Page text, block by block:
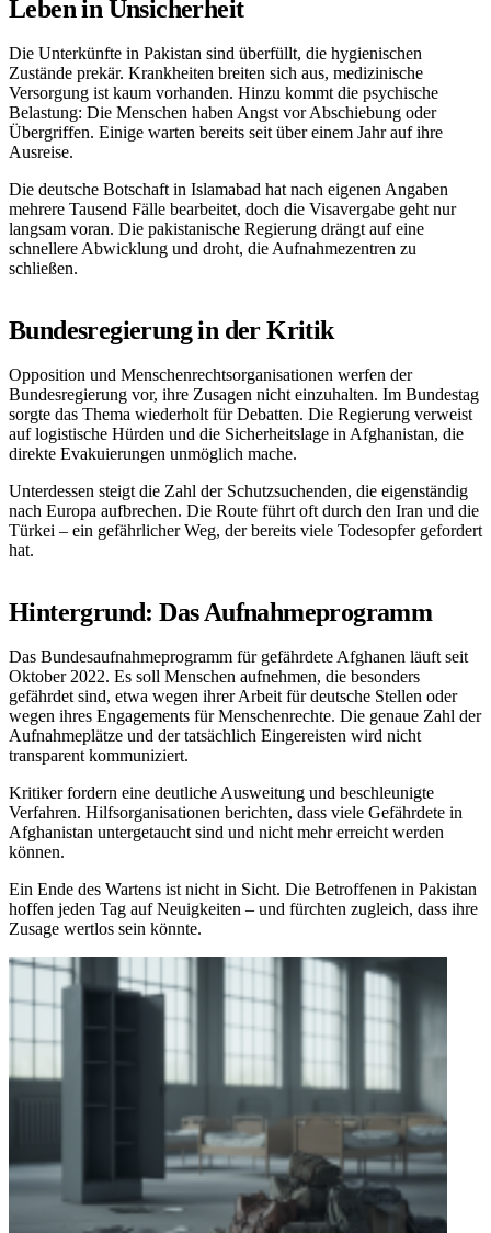
Leben in Unsicherheit
Die Unterkünfte in Pakistan sind überfüllt, die hygienischen
Zustände prekär. Krankheiten breiten sich aus, medizinische
Versorgung ist kaum vorhanden. Hinzu kommt die psychische
Belastung: Die Menschen haben Angst vor Abschiebung oder
Übergriffen. Einige warten bereits seit über einem Jahr auf ihre
Ausreise.
Die deutsche Botschaft in Islamabad hat nach eigenen Angaben
mehrere Tausend Fälle bearbeitet, doch die Visavergabe geht nur
langsam voran. Die pakistanische Regierung drängt auf eine
schnellere Abwicklung und droht, die Aufnahmezentren zu
schließen.
Bundesregierung in der Kritik
Opposition und Menschenrechtsorganisationen werfen der
Bundesregierung vor, ihre Zusagen nicht einzuhalten. Im Bundestag
sorgte das Thema wiederholt für Debatten. Die Regierung verweist
auf logistische Hürden und die Sicherheitslage in Afghanistan, die
direkte Evakuierungen unmöglich mache.
Unterdessen steigt die Zahl der Schutzsuchenden, die eigenständig
nach Europa aufbrechen. Die Route führt oft durch den Iran und die
Türkei – ein gefährlicher Weg, der bereits viele Todesopfer gefordert
hat.
Hintergrund: Das Aufnahmeprogramm
Das Bundesaufnahmeprogramm für gefährdete Afghanen läuft seit
Oktober 2022. Es soll Menschen aufnehmen, die besonders
gefährdet sind, etwa wegen ihrer Arbeit für deutsche Stellen oder
wegen ihres Engagements für Menschenrechte. Die genaue Zahl der
Aufnahmeplätze und der tatsächlich Eingereisten wird nicht
transparent kommuniziert.
Kritiker fordern eine deutliche Ausweitung und beschleunigte
Verfahren. Hilfsorganisationen berichten, dass viele Gefährdete in
Afghanistan untergetaucht sind und nicht mehr erreicht werden
können.
Ein Ende des Wartens ist nicht in Sicht. Die Betroffenen in Pakistan
hoffen jeden Tag auf Neuigkeiten – und fürchten zugleich, dass ihre
Zusage wertlos sein könnte.